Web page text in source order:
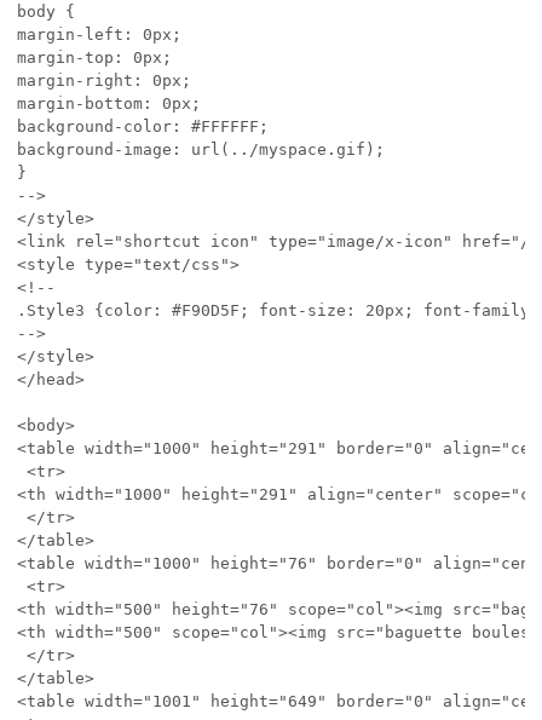
body {
margin-left: 0px;
margin-top: 0px;
margin-right: 0px;
margin-bottom: 0px;
background-color: #FFFFFF;
background-image: url(../myspace.gif);
}
-->
</style>
<link rel="shortcut icon" type="image/x-icon" href="/
<style type="text/css">
<!--
.Style3 {color: #F90D5F; font-size: 20px; font-
-->
</style>
</head>
<body>
<table width="1000" height="291" border="0"
<tr>
<th width="1000" height="291" align="center"
</tr>
</table>
<table width="1000" height="76" border="0"
<tr>
<th width="500" height="76" scope="col"><img
<th width="500" scope="col"><img src="baguette
</tr>
</table>
<table width="1001" height="649" border="0"